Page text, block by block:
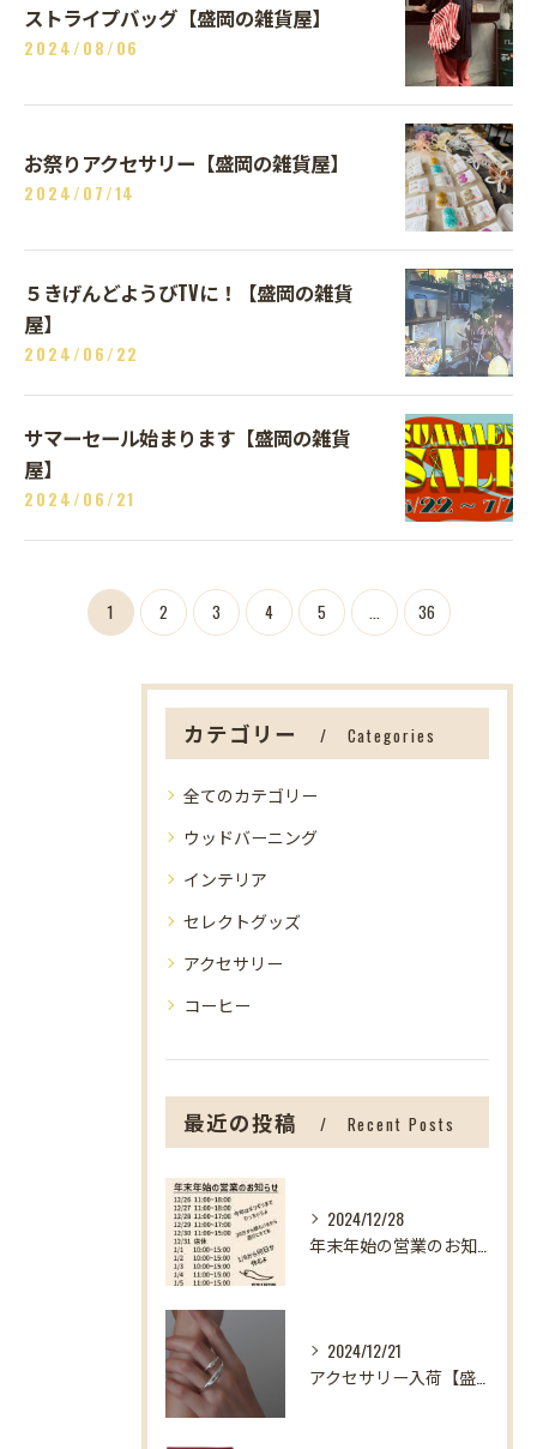
ストライプバッグ【盛岡の雑貨屋】
2024/08/06
お祭りアクセサリー【盛岡の雑貨屋】
2024/07/14
５きげんどようびTVに！【盛岡の雑貨
屋】
2024/06/22
サマーセール始まります【盛岡の雑貨
屋】
2024/06/21
1 2 3 4 5 ... 36
カテゴリー Categories
全てのカテゴリー
ウッドバーニング
インテリア
セレクトグッズ
アクセサリー
コーヒー
最近の投稿 Recent Posts
2024/12/28
2024/12/21